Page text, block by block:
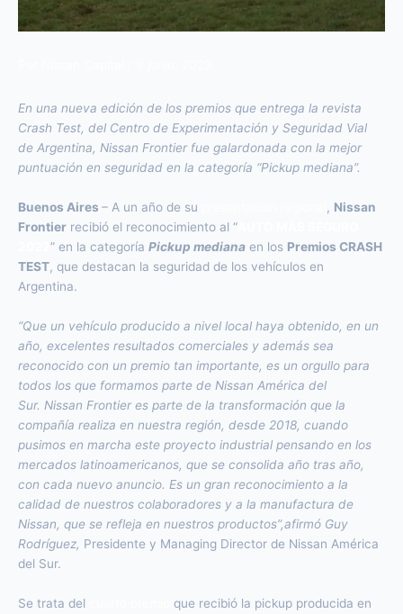
En una nueva edición de los premios que entrega la revista
Crash Test, del Centro de Experimentación y Seguridad Vial
de Argentina, Nissan Frontier fue galardonada con la mejor
puntuación en seguridad en la categoría “Pickup mediana”.
Buenos Aires – A un año de su , Nissan
Frontier recibió el reconocimiento al “
” en la categoría Pickup mediana en los Premios CRASH
TEST, que destacan la seguridad de los vehículos en
Argentina.
“Que un vehículo producido a nivel local haya obtenido, en un
año, excelentes resultados comerciales y además sea
reconocido con un premio tan importante, es un orgullo para
todos los que formamos parte de Nissan América del
Sur. Nissan Frontier es parte de la transformación que la
compañía realiza en nuestra región, desde 2018, cuando
pusimos en marcha este proyecto industrial pensando en los
mercados latinoamericanos, que se consolida año tras año,
con cada nuevo anuncio. Es un gran reconocimiento a la
calidad de nuestros colaboradores y a la manufactura de
Nissan, que se refleja en nuestros productos”,afirmó Guy
Rodríguez, Presidente y Managing Director de Nissan América
del Sur.
Se trata del
que recibió la pickup producida en